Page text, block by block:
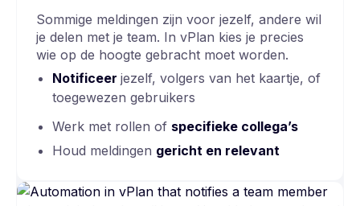
Sommige meldingen zijn voor jezelf, andere wil
je delen met je team. In vPlan kies je precies
wie op de hoogte gebracht moet worden.
Notificeer jezelf, volgers van het kaartje, of
toegewezen gebruikers
Werk met rollen of specifieke collega’s
Houd meldingen gericht en relevant